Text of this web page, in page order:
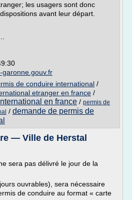
les usagers sont donc
avant leur départ.
garonne.gouv.fr
de conduire international /
etranger en france /
en france / permis de
/ demande de permis de
— Ville de Herstal
sera pas délivré le jour de la
ouvrables), sera nécessaire
de conduire au format « carte